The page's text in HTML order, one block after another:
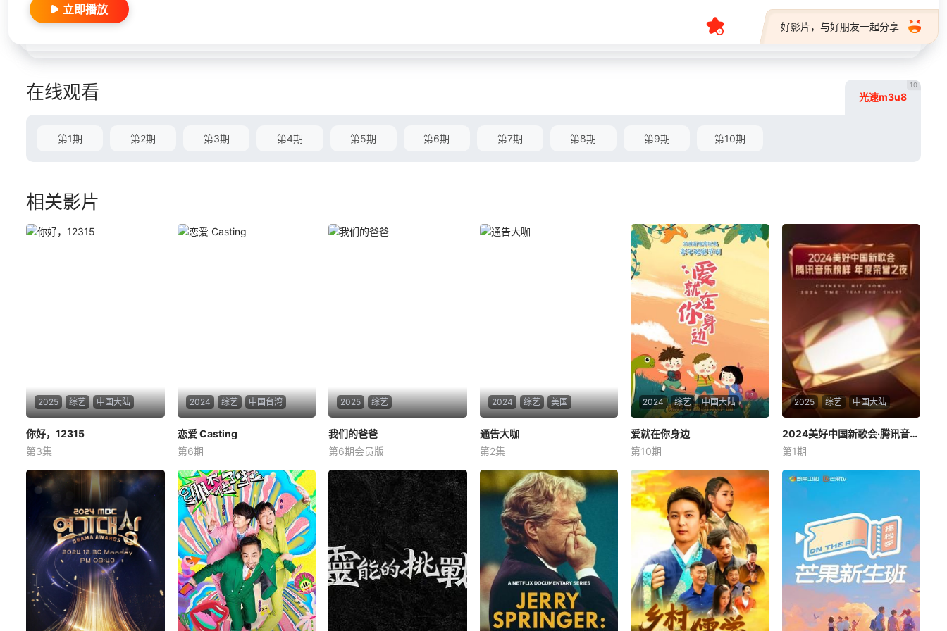
好影片，与好朋友一起分享
立即播放
在线观看 光速m3u8
10
第1期 第2期 第3期 第4期 第5期 第6期 第7期 第8期 第9期 第10期
相关影片
2025 综艺 中国大陆
你好，12315
未知
全国首部市场监督纪实节目
《你好，12315》，以三座城市
的市场监督管理所为切入点，
真实记录基层市监局执法人员
们维护市场秩序、打击违法行
为的日常，直击老百姓“急难愁
盼”的焦点问题，展现他们在执
法与帮扶中
你好，12315
第3集
2024 综艺 中国台湾
恋爱 Casting
未知
暂无简介
恋爱 Casting
第6期
2025 综艺
我们的爸爸
未知
暂无简介
我们的爸爸
第6期会员版
2024 综艺 美国
通告大咖
未知
好莱坞巨星畅谈如何踏上改变
游戏规则的主角之路。通过真
诚访谈，他们深入剖析演艺生
涯的起伏、突破时刻、成功蓝
图以及新一代的无限潜力。
通告大咖
第2集
2024 综艺 中国大陆
爱就在你身边
未知
看似一个普通的戏剧夏令营，
其背后真正的用意是在孩子们
完全不知情的情况下，把这些
孩子们的父（母）安排到他们
身边观察自己孩子最真实的一
面。节目最大的看点和难度就
是总导演陈龙要求必须每个孩
子和家长都出现在同
爱就在你身边
第10期
2025 综艺 中国大陆
2024美好中国新歌会·腾讯音乐榜样年度荣誉之夜
周深
腾讯音乐榜携手浙江卫视联手
打造【2024美好中国新歌会.腾
数据见证真流行，以专业定义
好音乐！今年继续从多角度、
多领域、多维度展示2024华语
乐坛巅峰之作，书写2024华语
乐坛
2024美好中国新歌会·腾讯音乐榜样年度荣誉之夜
第1期